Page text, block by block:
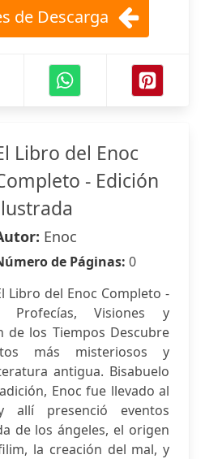
de Descarga
Libro del Enoc
- Edición
Enoc
de Páginas: 0
Libro del Enoc Completo -
Profecías, Visiones y
de los Tiempos Descubre
más misteriosos y
antigua. Bisabuelo
Enoc fue llevado al
presenció eventos
de los ángeles, el origen
la creación del mal, y